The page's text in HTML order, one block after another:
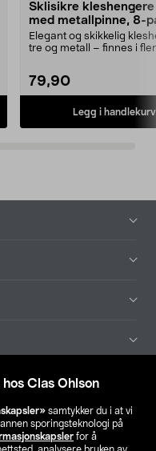
Clas Ohlson
samtykker du i at vi
sporingsteknologi på
for å
Sklisikre
med metallpinne, 8-
Elegant og skikkelig
tre og metall – finnes i
79,90
Legg i handlekurv